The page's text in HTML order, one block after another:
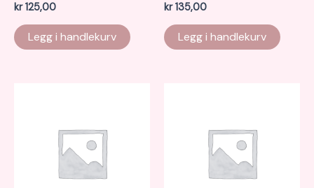
kr125,00
Legg i handlekurv
kr135,00
Legg i handlekurv